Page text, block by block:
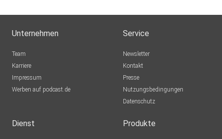
Unternehmen
Team
Karriere
Impressum
Werben auf podcast.de
Service
Newsletter
Kontakt
Presse
Nutzungsbedingungen
Datenschutz
Dienst Produkte